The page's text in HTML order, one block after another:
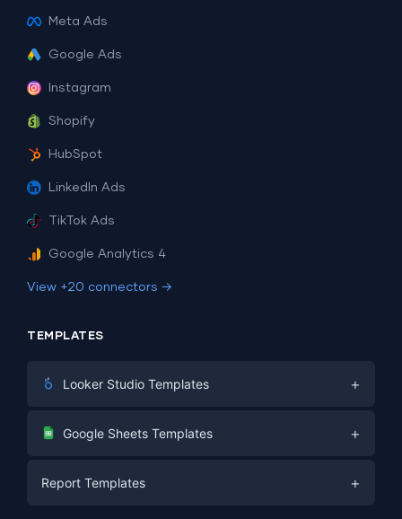
Meta Ads
Google Ads
Instagram
Shopify
HubSpot
LinkedIn Ads
TikTok Ads
Google Analytics 4
View +20 connectors →
TEMPLATES
Looker Studio Templates +
Digital Marketing
PPC
Google Sheets Templates +
Report Templates +